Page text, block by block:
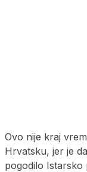
Ovo nije kraj
Hrvatsku, jer je
pogodilo Istarsko